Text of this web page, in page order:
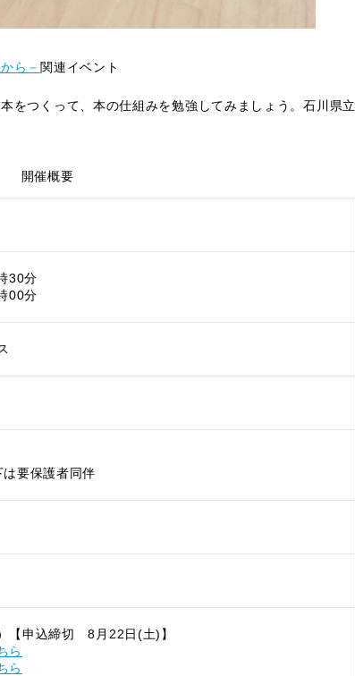
ら－ 関連イベント
をつくって、本の仕組みを勉強してみましょう。石川県立
開催概要
30分
00分
要保護者同伴
【申込締切 8月22日(土)】
ら
ら